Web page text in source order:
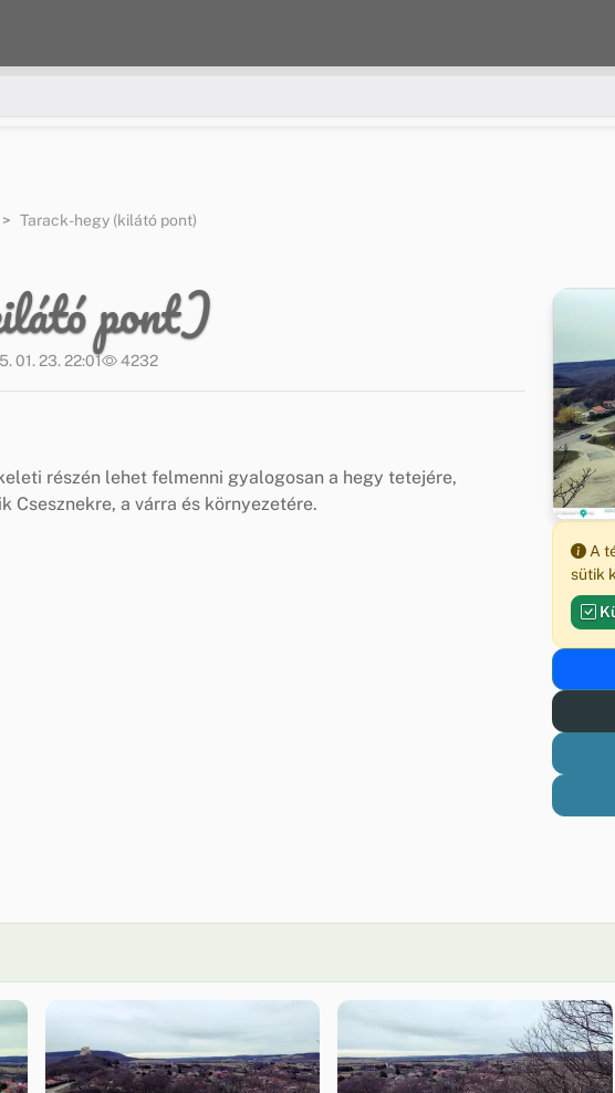
Tarack-hegy (kilátó pont)
pont)
01. 23. 22:01 4232
részén lehet felmenni gyalogosan a hegy tetejére,
Csesznekre, a várra és környezetére.
A
sütik